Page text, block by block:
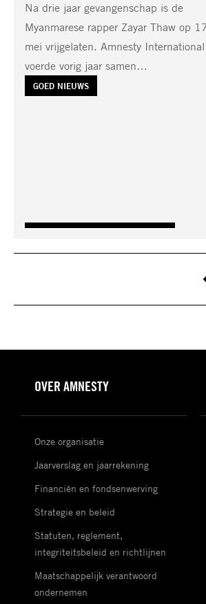
TAG:
GOED NIEUWS
Na drie jaar gevangenschap is de
Myanmarese rapper Zayar Thaw op
mei vrijgelaten. Amnesty International
voerde vorig jaar samen…
OVER AMNESTY
Onze organisatie
Jaarverslag en jaarrekening
Financiën en fondsenwerving
Strategie en beleid
Statuten, reglement,
integriteitsbeleid en richtlijnen
Maatschappelijk verantwoord
ondernemen